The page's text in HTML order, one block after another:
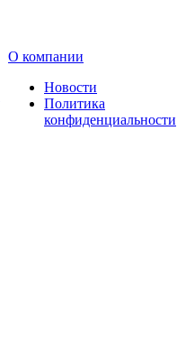
О компании
Новости
Политика
конфиденциальности